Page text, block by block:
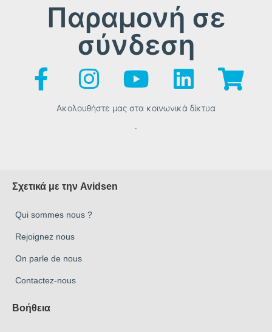
Παραμονή σε
σύνδεση
Ακολουθήστε μας στα κοινωνικά δίκτυα
.
Σχετικά με την Avidsen
Qui sommes nous ?
Rejoignez nous
On parle de nous
Contactez-nous
Βοήθεια